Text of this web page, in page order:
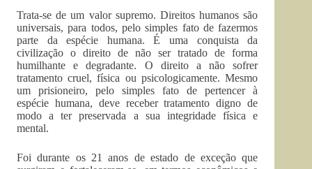
Trata-se de um valor supremo. Direitos humanos são
universais, para todos, pelo simples fato de fazermos
parte da espécie humana. É uma conquista da
civilização o direito de não ser tratado de forma
humilhante e degradante. O direito a não sofrer
tratamento cruel, física ou psicologicamente. Mesmo
um prisioneiro, pelo simples fato de pertencer à
espécie humana, deve receber tratamento digno de
modo a ter preservada a sua integridade física e
mental.
Foi durante os 21 anos de estado de exceção que